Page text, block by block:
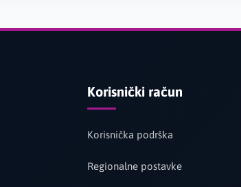
Korisnički račun
Korisnička podrška
Regionalne postavke